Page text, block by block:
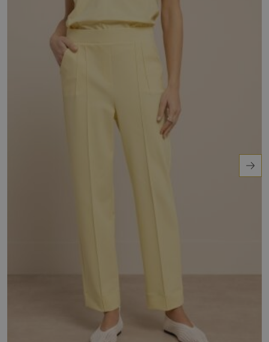
Ontdek het zelf en voeg deze veelzijdige short
toe aan je garderobe!